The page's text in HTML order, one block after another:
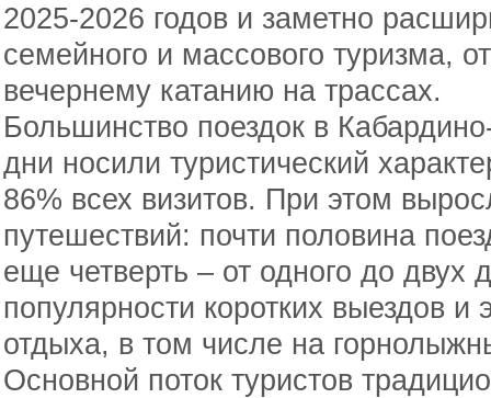
2025-2026 годов и заметно
семейного и массового туризма,
вечернему катанию на трассах.
Большинство поездок в
дни носили туристический
86% всех визитов. При этом
путешествий: почти половина
еще четверть – от одного до двух
популярности коротких выездов
отдыха, в том числе на
Основной поток туристов